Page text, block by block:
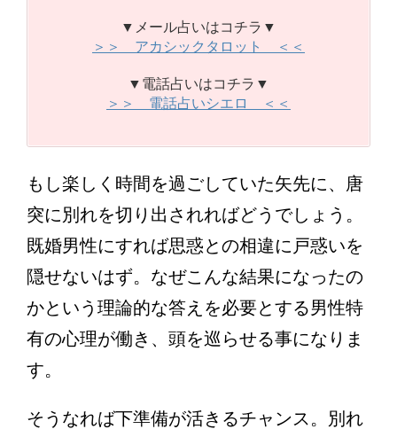
▼メール占いはコチラ▼
＞＞ アカシックタロット ＜＜
▼電話占いはコチラ▼
＞＞ 電話占いシエロ ＜＜
もし楽しく時間を過ごしていた矢先に、唐
突に別れを切り出されればどうでしょう。
既婚男性にすれば思惑との相違に戸惑いを
隠せないはず。なぜこんな結果になったの
かという理論的な答えを必要とする男性特
有の心理が働き、頭を巡らせる事になりま
す。
そうなれば下準備が活きるチャンス。別れ